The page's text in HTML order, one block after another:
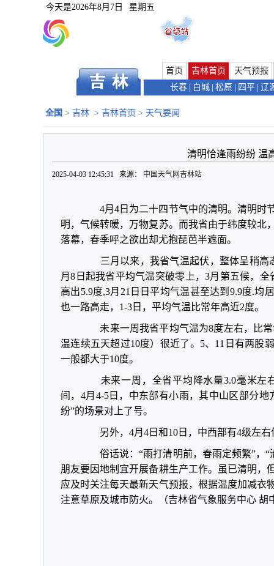
今天是2026年8月7日 星期五
首页 吉林首页
天气预报
长春
白城 松原 四平 辽
全国 > 吉林 > 吉林首页 > 天气要闻
清明恰逢雨纷纷 温
2025-04-03 12:45:31 来源： 中国天气网吉林站
4月4日为二十四节气中的清明。清明时
明，气候转暖，万物复苏。而我省由于纬度较北
落幕，春季呼之欲出却尤抱琵芭半遮面。
三月以来，我省气温起伏，整体呈稍高
月8日起我省平均气温突破零上，3月第五候，
高出5.9度,3月21日日平均气温甚至达到9.9度.均
也一路高走，1-3日，平均气温比常年高近2度。
未来一周我省平均气温为8度左右，比常
温连续五天超过10度）很近了。5、11日有两股
一般都大于10度。
未来一周，全省平均降水量3.0毫米左
间，4月4-5日，中东部有小雨，其中山区部分
纷”的场景对上了号。
另外，4月4日和10日，中西部有4级左右
俗话说：“雨打清明前，春雨定频繁”，“
朋友要因地制宜开展备耕生产工作。虽已清明，
应及时关注每天最新天气预报，根据温度加减衣
注意草原及城市防火。（吉林省气象服务中心 胡